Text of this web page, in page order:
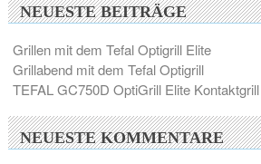
NEUESTE BEITRÄGE
Grillen mit dem Tefal Optigrill Elite
Grillabend mit dem Tefal Optigrill
TEFAL GC750D OptiGrill Elite Kontaktgrill
NEUESTE KOMMENTARE